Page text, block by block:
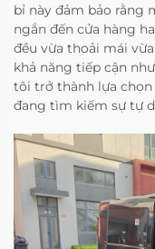
bỉ này đảm bảo rằng
ngắn đến cửa hàng
đều vừa thoải mái
khả năng tiếp cận
tôi trở thành lựa
đang tìm kiếm sự tự